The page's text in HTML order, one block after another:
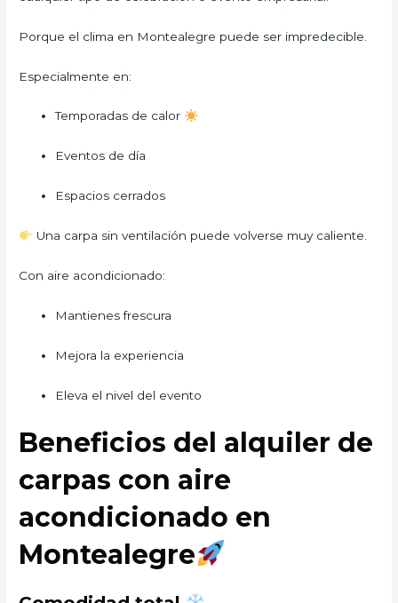
Porque el clima en Montealegre puede ser impredecible.
Especialmente en:
Temporadas de calor
Eventos de día
Espacios cerrados
Una carpa sin ventilación puede volverse muy caliente.
Con aire acondicionado:
Mantienes frescura
Mejora la experiencia
Eleva el nivel del evento
Beneficios del alquiler de
carpas con aire
acondicionado en
Montealegre